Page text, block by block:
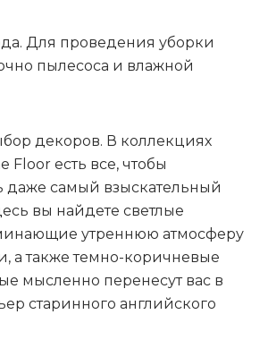
Для проведения уборки
пылесоса и влажной
декоров. В коллекциях
Floor есть все, чтобы
даже самый взыскательный
вы найдете светлые
утреннюю атмосферу
а также темно-коричневые
мысленно перенесут вас в
старинного английского